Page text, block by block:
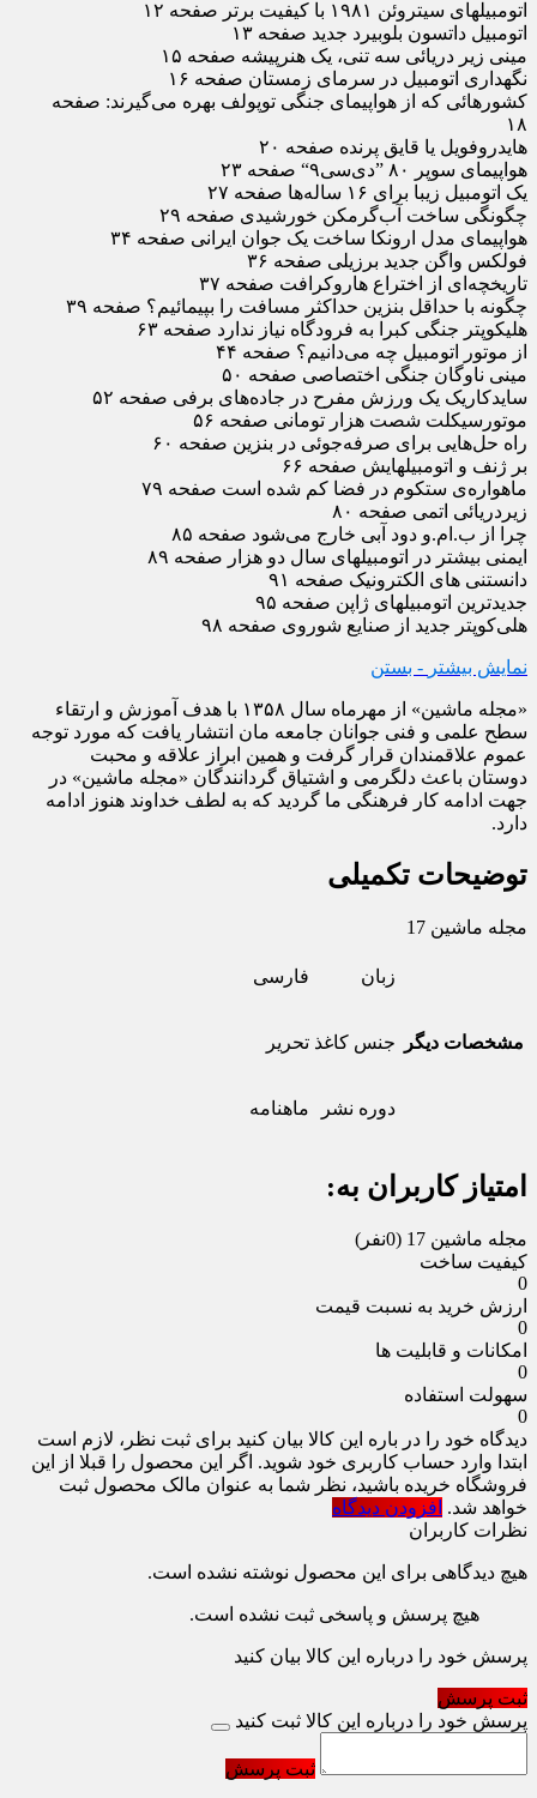
اتومبیلهای سیتروئن ۱۹۸۱ با کیفیت برتر صفحه ۱۲
اتومبیل داتسون بلوبیرد جدید صفحه ۱۳
مینی زیر دریائی سه تنی، یک هنرپیشه صفحه ۱۵
نگهداری اتومبیل در سرمای زمستان صفحه ۱۶
کشورهائی که از هواپیمای جنگی توپولف بهره می‌گیرند: صفحه
۱۸
هایدروفویل یا قایق پرنده صفحه ۲۰
هواپیمای سوپر ۸۰ ”دی‌سی‌۹“ صفحه ۲۳
یک اتومبیل زیبا برای ۱۶ ساله‌ها صفحه ۲۷
چگونگی ساخت آب‌گرمکن خورشیدی صفحه ۲۹
هواپیمای مدل ارونکا ساخت یک جوان ایرانی صفحه ۳۴
فولکس واگن جدید برزیلی صفحه ۳۶
تاریخچه‌ای از اختراع هاروکرافت صفحه ۳۷
چگونه با حداقل بنزین حداکثر مسافت را بپیمائیم؟ صفحه ۳۹
هلیکوپتر جنگی کبرا به فرودگاه نیاز ندارد صفحه ۶۳
از موتور اتومبیل چه می‌دانیم؟ صفحه ۴۴
مینی ناوگان جنگی اختصاصی صفحه ۵۰
سایدکاریک یک ورزش مفرح در جاده‌های برفی صفحه ۵۲
موتورسیکلت شصت هزار تومانی صفحه ۵۶
راه حل‌هایی برای صرفه‌جوئی در بنزین صفحه ۶۰
بر ژنف و اتومبیلهایش صفحه ۶۶
ماهواره‌ی ستکوم در فضا کم شده است صفحه ۷۹
زیردریائی اتمی صفحه ۸۰
چرا از ب.ام.و دود آبی خارج می‌شود صفحه ۸۵
ایمنی بیشتر در اتومبیلهای سال دو هزار صفحه ۸۹
دانستنی های الکترونیک صفحه ۹۱
جدیدترین اتومبیلهای ژاپن صفحه ۹۵
هلی‌کوپتر جدید از صنایع شوروی صفحه ۹۸
نمایش بیشتر - بستن
«مجله ماشین» از مهرماه سال ۱۳۵۸ با هدف آموزش و ارتقاء
سطح علمی و فنی جوانان جامعه مان انتشار یافت که مورد توجه
عموم علاقمندان قرار گرفت و همین ابراز علاقه و محبت
دوستان باعث دلگرمی و اشتیاق گردانندگان «مجله ماشین» در
جهت ادامه کار فرهنگی ما گردید که به لطف خداوند هنوز ادامه
دارد.
توضیحات تکمیلی
مجله ماشین 17
مشخصات دیگر
زبان فارسی
جنس کاغذ تحریر
دوره نشر ماهنامه
امتیاز کاربران به:
مجله ماشین 17
(0نفر)
کیفیت ساخت
0
ارزش خرید به نسبت قیمت
0
امکانات و قابلیت ها
0
سهولت استفاده
0
دیدگاه خود را در باره این کالا بیان کنید برای ثبت نظر، لازم است
ابتدا وارد حساب کاربری خود شوید. اگر این محصول را قبلا از این
فروشگاه خریده باشید، نظر شما به عنوان مالک محصول ثبت
خواهد شد. افزودن دیدگاه
نظرات کاربران
هیچ دیدگاهی برای این محصول نوشته نشده است.
هیچ پرسش و پاسخی ثبت نشده است.
پرسش خود را درباره این کالا بیان کنید
ثبت پرسش
پرسش خود را درباره این کالا ثبت کنید
ثبت پرسش